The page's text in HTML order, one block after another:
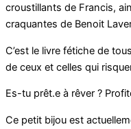
croustillants de Francis,
craquantes de Benoit
C’est le livre fétiche de
de ceux et celles qui
Es-tu prêt.e à rêver ?
Ce petit bijou est